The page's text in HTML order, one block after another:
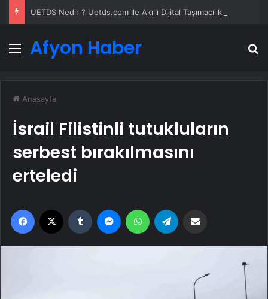
Menü
Afyon Haber
Anasayfa
İsrail Filistinli tutukluların
serbest bırakılmasını
erteledi
Facebook Tumblr MessengerWhatsApp